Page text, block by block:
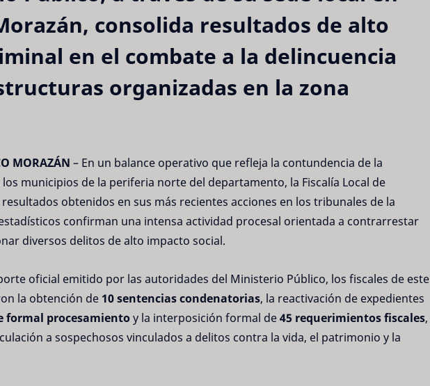
consolida resultados de alto
en el combate a la delincuencia
organizadas en la zona
MORAZÁN – En un balance operativo que refleja la contundencia de la
municipios de la periferia norte del departamento, la Fiscalía Local de
obtenidos en sus más recientes acciones en los tribunales de la
confirman una intensa actividad procesal orientada a contrarrestar
diversos delitos de alto impacto social.
oficial emitido por las autoridades del Ministerio Público, los fiscales de este
la obtención de 10 sentencias condenatorias, la reactivación de expedientes
formal procesamientoy la interposición formal de45 requerimientos fiscales,
a sospechosos vinculados a delitos contra la vida, el patrimonio y la